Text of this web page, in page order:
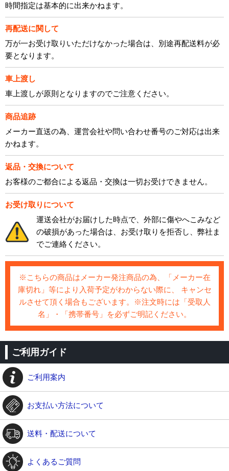
時間指定は基本的に出来かねます。
再配送に関して
万が一お受け取りいただけなかった場合は、別途再配送料が必
要となります。
車上渡し
車上渡しが原則となりますのでご注意ください。
商品追跡
メーカー直送の為、運営会社や問い合わせ番号のご対応は出来
かねます。
返品・交換について
お客様のご都合による返品・交換は一切お受けできません。
お受け取りについて
運送会社がお届けした時点で、外部に傷やへこみなど
の破損があった場合は、お受け取りを拒否し、弊社ま
でご連絡ください。
※こちらの商品はメーカー発注商品の為、「メーカー在
庫切れ」等により入荷予定がわからない際に、 キャンセ
ルさせて頂く場合もございます。※注文時には「受取人
名」・「携帯番号」を必ずご明記ください。
ご利用ガイド
ご利用案内
お支払い方法について
送料・配送について
よくあるご質問